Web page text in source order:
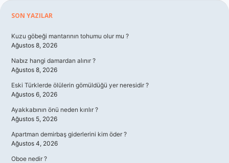
Sidebar
SON YAZILAR
Kuzu göbeği mantarının tohumu olur mu ?
Ağustos 8, 2026
Nabız hangi damardan alınır ?
Ağustos 8, 2026
Eski Türklerde ölülerin gömüldüğü yer neresidir ?
Ağustos 6, 2026
Ayakkabının önü neden kırılır ?
Ağustos 5, 2026
Apartman demirbaş giderlerini kim öder ?
Ağustos 4, 2026
Oboe nedir ?